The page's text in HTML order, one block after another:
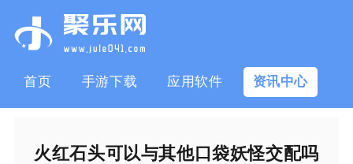
首页 手游下载 应用软件 资讯中心
火红石头可以与其他口袋妖怪交配吗